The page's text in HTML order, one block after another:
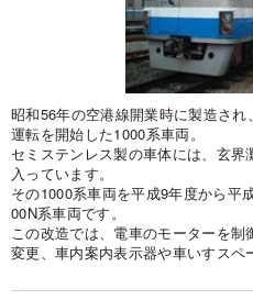
昭和56年の空港線開業時に製造さ
運転を開始した1000系車両。
セミステンレス製の車体には、玄
入っています。
その1000系車両を平成9年度から平
00N系車両です。
この改造では、電車のモーターを
変更、車内案内表示器や車いすスペ